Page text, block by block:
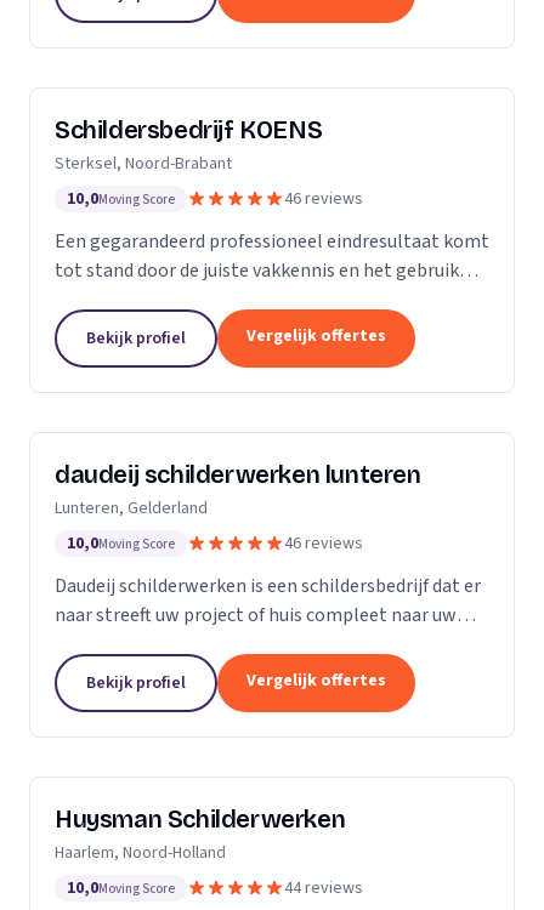
blijft...
Schildersbedrijf KOENS
Sterksel, Noord-Brabant
10,0Moving Score 46 reviews
Een gegarandeerd professioneel eindresultaat komt
tot stand door de juiste vakkennis en het gebruik
Bekijk profiel Vergelijk offertes
daudeij schilderwerken lunteren
Lunteren, Gelderland
10,0Moving Score 46 reviews
Daudeij schilderwerken is een schildersbedrijf dat er
naar streeft uw project of huis compleet naar uw
werken en beschikken over goede materialen die
ons...
Bekijk profiel Vergelijk offertes
Huysman Schilderwerken
Haarlem, Noord-Holland
10,0Moving Score 44 reviews